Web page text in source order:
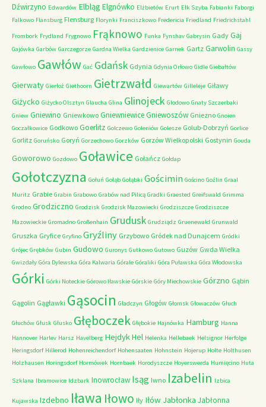
Dźwirzyno Edwardów Elbląg Elgnówko Elżbietów Erurt Ełk Szyba Fabianki Faborgi
Falkowo Flansburg Flensburg Florynki Franciszkowo Fredericia Friedland Friedrichstahl
Frombork Frydland Frygnowo Frąknowo Funka Fynshav Gabrysin Gady Gaj
Gajówka Garbów Garczegorze Gardna Wielka Gardzienice Garnek Gartz Garwolin Gassy
Gawłowo Gawłów Gać Gdańsk Gdynia Gdynia Orłowo Gidle Giebałtów
Gierwaty Gierłoż Giethoorn Gietrzwałd Giewartów Gilleleje Giławy
Giżycko Giżycko Olsztyn Glaucha Glina Glinojeck Glodowo Gnaty Szczerbaki
Gniew Gniewino Gniewkowo GniewniewiceGniewoszów Gniezno Gnoien
Goczałkowice Godkowo Goerlitz Golczewo Goleniów Golesze Golub-Dobrzyń Gorlice
Gorlitz Goruńsko Goryń Gorzechowo Gorzków Gorzów Wielkopolski Gostynin Gouda
Goworowo Gozdowo Goławice Gołańcz Gołdap
Gołotczyzna Gołuń Gołąb Gołąbki Gościmin Gościno Goźlin Graal
Muritz Grabie Grabin Grabowo Grabów nad Pilicą Gradki Graested Greifswald Grimma
Grodno Grodziczno Grodzisk Grodzisk Mazowiecki Grodziszcze Grodziszcze
Mazowieckie Gromadno Großenhain Grudusk Grudziądz Gruenewald Grunwald
Gruszka Gryfice Gryfino Gryźliny Grzybowo Gródek nad Dunajcem Gródki
Grójec Grębków Gubin Gudowo Guronys Gutkowo Gutowo Guzów Gwda Wielka
Gwizdały Góra Dylewska Góra Kalwaria Górale Góraliki Góra Puławska Góra Włodowska
Górki Górki Noteckie Górowo Iławskie Górskie Góry Miechowskie Górzno Gąbin
Gągolin Gągławki Gąsocin Gładczyn Głogów Głomsk Głowaczów Głuch
Głuchów Głusk Głusko Głęboczek Głębokie Hajnówka Hamburg Hanna
Hannover Harlev Harsz Havelberg HejdykHel Helenka Hellebaek Helsignor Herfolge
Heringsdorf Hillerod Hohenreichendorf Hohensaaten Hohnstein Hojerup Holte Holthusen
Holzhausen Horingsdorf Hormówek Hornbaek Horodyszcze Hoyerswerda Humięcino Huta
Szklana Ibramowice Idzbark Inowrocław Isąg Iwno Izabelin Izbica
Kujawska Izdebno Iława Iłowo Iły Iłów Jabłonka Jabłonna